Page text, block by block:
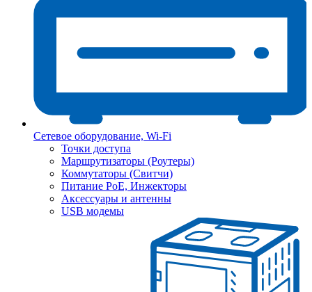
Сетевое оборудование, Wi-Fi
Точки доступа
Маршрутизаторы (Роутеры)
Коммутаторы (Свитчи)
Питание PoE, Инжекторы
Аксессуары и антенны
USB модемы